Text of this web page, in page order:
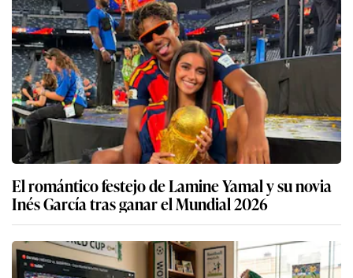
El romántico festejo de Lamine Yamal y su novia
Inés García tras ganar el Mundial 2026